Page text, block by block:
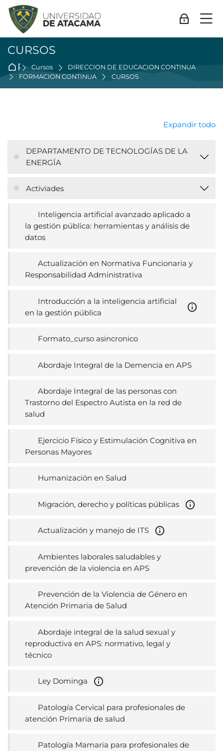
Skip to navigation
Skip to login form
Salta al contenido principal
Skip to accessibility options
Skip to footer
Skip accessibility options
Acceder
CURSOS
Página Principal
Cursos
DIRECCION DE EDUCACIÓN CONTINUA
FORMACIÓN CONTINUA
CURSOS
Expandir todo
DEPARTAMENTO DE TECNOLOGÍAS DE LA
ENERGÍA
Activiades
Inteligencia artificial avanzado aplicado a
la gestión pública: herramientas y análisis de
datos
Actualización en Normativa Funcionaria y
Responsabilidad Administrativa
Introducción a la inteligencia artificial
en la gestión pública
Formato_curso asincronico
Abordaje Integral de la Demencia en APS
Abordaje Integral de las personas con
Trastorno del Espectro Autista en la red de
salud
Ejercicio Físico y Estimulación Cognitiva en
Personas Mayores
Humanización en Salud
Migración, derecho y políticas públicas
Actualización y manejo de ITS
Ambientes laborales saludables y
prevención de la violencia en APS
Prevención de la Violencia de Género en
Atención Primaria de Salud
Abordaje integral de la salud sexual y
reproductiva en APS: normativo, legal y
técnico
Ley Dominga
Patología Cervical para profesionales de
atención Primaria de salud
Patología Mamaria para profesionales de